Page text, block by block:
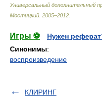
Универсальный дополнительный
Мостицкий 2005–2012
Игры ⚽
Нужен
Синонимы:
воспроизведение
КЛИРИНГ